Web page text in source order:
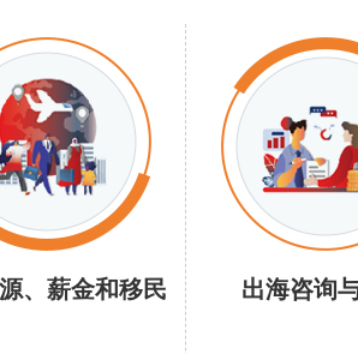
、薪金和移民 出海咨询